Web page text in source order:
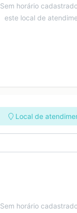
Sem horário
este local de
Local de
Sem horário